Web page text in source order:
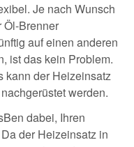
Je nach Wunsch
Öl-Brenner
auf einen anderen
ist das kein Problem.
kann der Heizeinsatz
werden.
dabei, Ihren
der Heizeinsatz in